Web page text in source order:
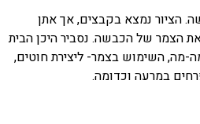
הציור נמצא בקבצים, אך אתן
את הצמר של הכבשה. נסביר היכן הבית
מה, השימוש בצמר- ליצירת חוטים,
במרעה וכדומה.